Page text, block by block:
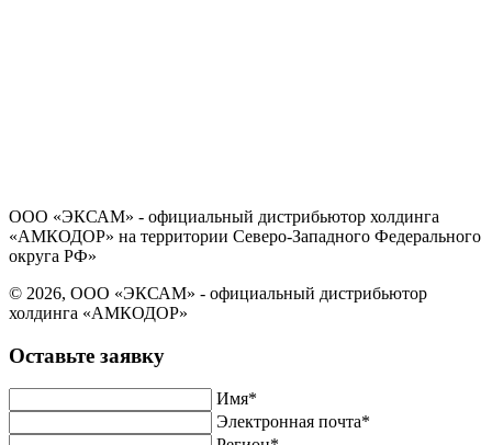
ООО «ЭКСАМ» - официальный дистрибьютор холдинга
«АМКОДОР» на территории Северо-Западного Федерального
округа РФ»
© 2026, ООО «ЭКСАМ» - официальный дистрибьютор
холдинга «АМКОДОР»
Оставьте заявку
Имя*
Электронная почта*